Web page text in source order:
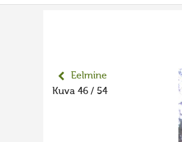
Eelmine
Kuva 46 / 54